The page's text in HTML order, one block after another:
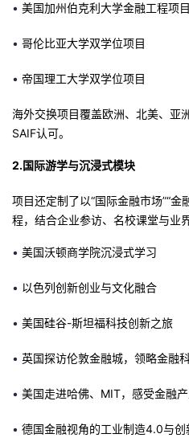
• 美国加州伯克利大学金融工程项目
• 哥伦比亚大学双学位项目
• 帝国理工大学双学位项目
海外交换项目覆盖欧洲、北美、亚
SAIF认可。
2.国际游学与沉浸式模块
项目还定制了以“国际金融市场”“
程，结合企业参访、名校课堂与业
• 美国沃顿商学院沉浸式学习
• 以色列创新创业与文化融合
• 美国硅谷-斯坦福科技创新之旅
• 英国探访伦敦金融城，领略金融
• 美国走进哈佛、MIT，感受金融
• 德国金融视角的工业制造4.0与创